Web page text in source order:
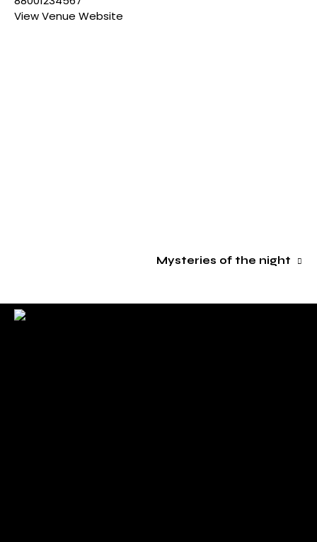
View Venue Website
Mysteries of the night
Sincerely .